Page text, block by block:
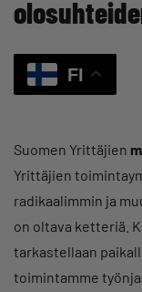
FI
Suomen Yrittäjien
Yrittäjien
radikaalimmin ja
on oltava ketteriä.
tarkastellaan
toimintamme